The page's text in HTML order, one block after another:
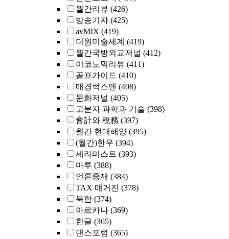
월간리뷰 (426)
방송기자 (425)
avMIX (419)
더원미술세계 (419)
월간국방외교저널 (412)
이코노믹리뷰 (411)
골프가이드 (410)
매경럭스맨 (408)
문화저널 (405)
고분자 과학과 기술 (398)
會計와 稅務 (397)
월간 현대해양 (395)
(월간)한우 (394)
세라미스트 (393)
마루 (388)
언론중재 (384)
TAX 매거진 (378)
북한 (374)
아르카나 (369)
한글 (365)
댄스포럼 (365)